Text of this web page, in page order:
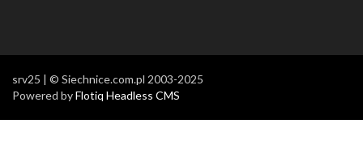
srv25 | © Siechnice.com.pl 2003-2025
Powered byFlotiq Headless CMS